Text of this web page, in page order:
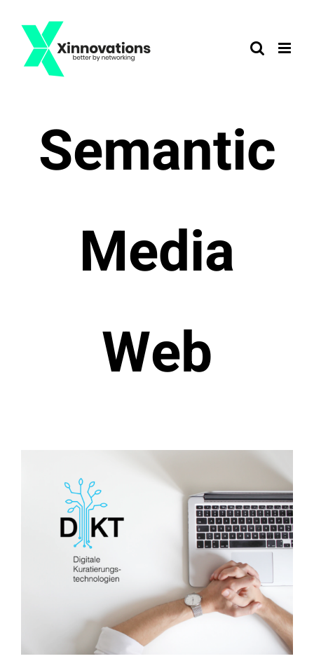
Inhalt
springen
Semantic
Media
Web
Digitale
Kuratierungstechnologien